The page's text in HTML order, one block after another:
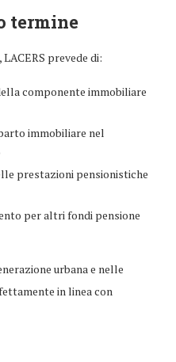
termine
prevede di:
componente immobiliare
immobiliare nel
prestazioni pensionistiche
per altri fondi pensione
urbana e nelle
in linea con